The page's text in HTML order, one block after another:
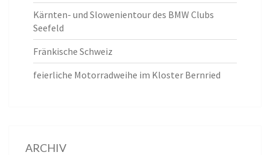
Kärnten- und Slowenientour des BMW Clubs
Seefeld
Fränkische Schweiz
feierliche Motorradweihe im Kloster Bernried
ARCHIV